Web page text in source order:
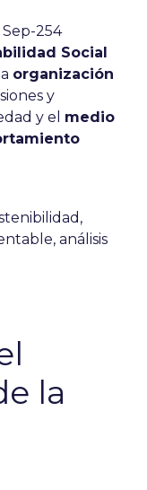
254
Social
organización
y
y el medio
,
, análisis
la